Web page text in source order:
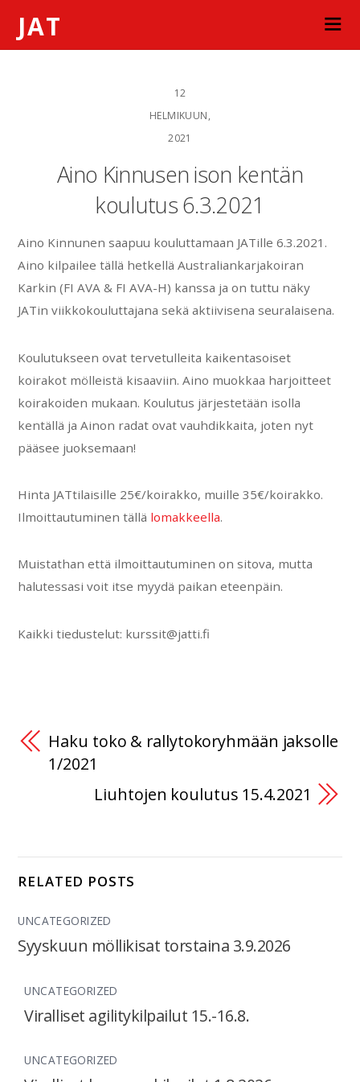
JAT
12
HELMIKUUN,
2021
Aino Kinnusen ison kentän
koulutus 6.3.2021
Aino Kinnunen saapuu kouluttamaan JATille 6.3.2021.
Aino kilpailee tällä hetkellä Australiankarjakoiran
Karkin (FI AVA & FI AVA-H) kanssa ja on tuttu näky
JATin viikkokouluttajana sekä aktiivisena seuralaisena.
Koulutukseen ovat tervetulleita kaikentasoiset
koirakot mölleistä kisaaviin. Aino muokkaa harjoitteet
koirakoiden mukaan. Koulutus järjestetään isolla
kentällä ja Ainon radat ovat vauhdikkaita, joten nyt
pääsee juoksemaan!
Hinta JATtilaisille 25€/koirakko, muille 35€/koirakko.
Ilmoittautuminen tällä lomakkeella.
Muistathan että ilmoittautuminen on sitova, mutta
halutessasi voit itse myydä paikan eteenpäin.
Kaikki tiedustelut: kurssit@jatti.fi
Haku toko & rallytokoryhmään jaksolle
1/2021
Liuhtojen koulutus 15.4.2021
RELATED POSTS
UNCATEGORIZED
Syyskuun möllikisat torstaina 3.9.2026
UNCATEGORIZED
Viralliset agilitykilpailut 15.-16.8.
UNCATEGORIZED